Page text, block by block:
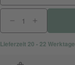
Lieferzeit 20 - 22 Werktage